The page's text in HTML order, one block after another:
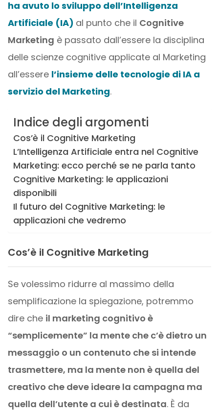
ha avuto lo sviluppo dell’Intelligenza
Artificiale (IA) al punto che il Cognitive
Marketing è passato dall’essere la disciplina
delle scienze cognitive applicate al Marketing
all’essere l’insieme delle tecnologie di IA a
servizio del Marketing.
Indice degli argomenti
Cos’è il Cognitive Marketing
L’Intelligenza Artificiale entra nel Cognitive
Marketing: ecco perché se ne parla tanto
Cognitive Marketing: le applicazioni
disponibili
Il futuro del Cognitive Marketing: le
applicazioni che vedremo
Cos’è il Cognitive Marketing
Se volessimo ridurre al massimo della
semplificazione la spiegazione, potremmo
dire che il marketing cognitivo è
“semplicemente” la mente che c’è dietro un
messaggio o un contenuto che si intende
trasmettere, ma la mente non è quella del
creativo che deve ideare la campagna ma
quella dell’utente a cui è destinata. È da